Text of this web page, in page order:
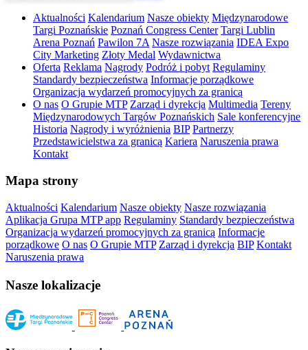
Aktualności Kalendarium Nasze obiekty Międzynarodowe
Targi Poznańskie Poznań Congress Center Targi Lublin
Arena Poznań Pawilon 7A Nasze rozwiązania IDEA Expo
City Marketing Złoty Medal Wydawnictwa
Oferta Reklama Nagrody Podróż i pobyt Regulaminy
Standardy bezpieczeństwa Informacje porządkowe
Organizacja wydarzeń promocyjnych za granicą
O nas O Grupie MTP Zarząd i dyrekcja Multimedia Tereny
Międzynarodowych Targów Poznańskich Sale konferencyjne
Historia Nagrody i wyróżnienia BIP Partnerzy
Przedstawicielstwa za granicą Kariera Naruszenia prawa
Kontakt
Mapa strony
Aktualności Kalendarium Nasze obiekty Nasze rozwiązania
Aplikacja Grupa MTP app Regulaminy Standardy bezpieczeństwa
Organizacja wydarzeń promocyjnych za granicą Informacje
porządkowe O nas O Grupie MTP Zarząd i dyrekcja BIP Kontakt
Naruszenia prawa
Nasze lokalizacje